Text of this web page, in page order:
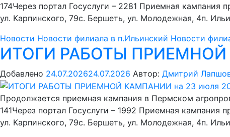
174Через портал Госуслуги – 2281 Приемная
ул. Карпинского, 79с. Бершеть, ул. Молодежная, 4п.
Новости Новости филиала в п.Ильинский Новости
ИТОГИ РАБОТЫ ПРИЕМНОЙ
Добавлено 24.07.202624.07.2026 Автор: Дмитрий
Продолжается приемная кампания в Пермском
141Через портал Госуслуги – 1992 Приемная
ул. Карпинского, 79с. Бершеть, ул. Молодежная, 4п.